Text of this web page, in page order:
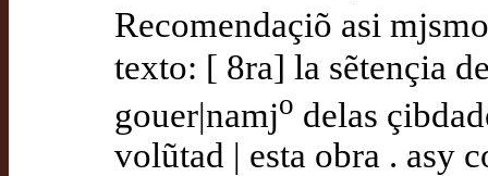
Recomendaçiõ asi
texto: [ 8ra] la sẽtençia
gouer|namjo delas
volũtad | esta obra . asy